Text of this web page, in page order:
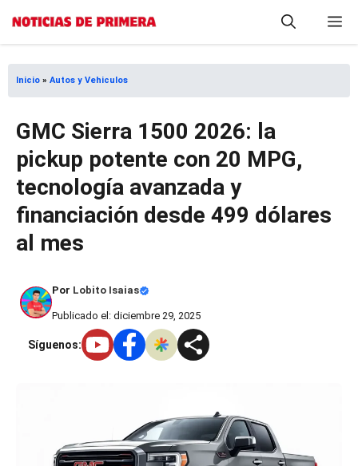
Saltar
contenido
Inicio » Autos y Vehiculos
GMC Sierra 1500 2026: la
pickup potente con 20 MPG,
tecnología avanzada y
financiación desde 499 dólares
al mes
Por Lobito Isaias
Publicado el: diciembre 29, 2025
Síguenos: